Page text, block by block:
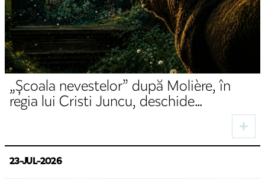
„Școala nevestelor” după Molière, în
regia lui Cristi Juncu, deschide
23-JUL-2026